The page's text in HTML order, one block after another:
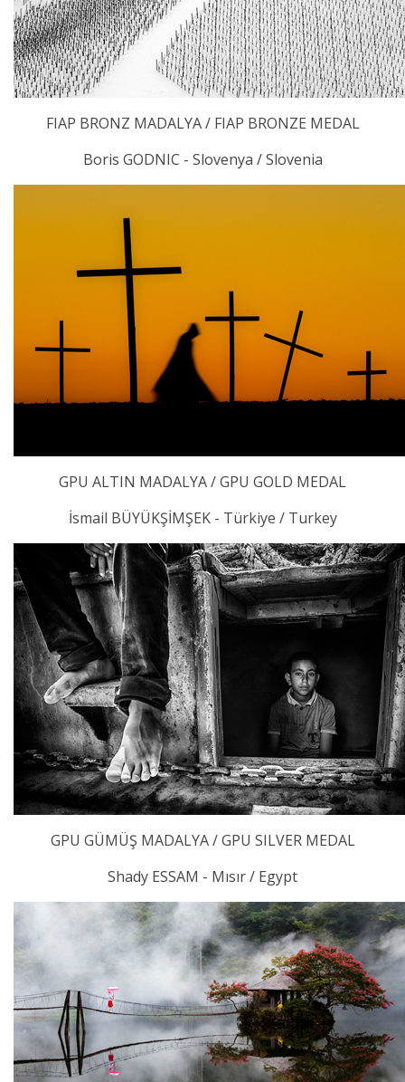
FIAP BRONZ MADALYA / FIAP BRONZE MEDAL
Boris GODNIC - Slovenya / Slovenia
GPU ALTIN MADALYA / GPU GOLD MEDAL
İsmail BÜYÜKŞİMŞEK - Türkiye / Turkey
GPU GÜMÜŞ MADALYA / GPU SILVER MEDAL
Shady ESSAM - Mısır / Egypt